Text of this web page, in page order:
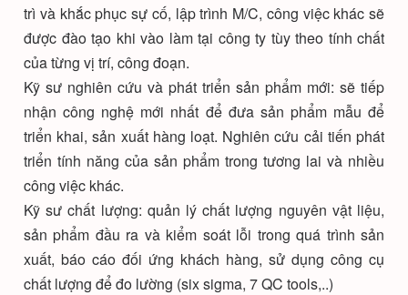
trì và khắc phục sự cố, lập trình M/C, công việc khác sẽ
được đào tạo khi vào làm tại công ty tùy theo tính chất
của từng vị trí, công đoạn.
Kỹ sư nghiên cứu và phát triển sản phẩm mới: sẽ tiếp
nhận công nghệ mới nhất để đưa sản phẩm mẫu để
triển khai, sản xuất hàng loạt. Nghiên cứu cải tiến phát
triển tính năng của sản phẩm trong tương lai và nhiều
công việc khác.
Kỹ sư chất lượng: quản lý chất lượng nguyên vật liệu,
sản phẩm đầu ra và kiểm soát lỗi trong quá trình sản
xuất, báo cáo đối ứng khách hàng, sử dụng công cụ
chất lượng để đo lường (six sigma, 7 QC tools,..)